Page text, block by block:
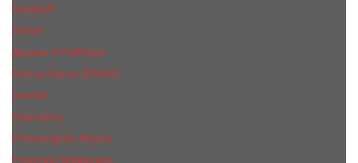
Davidoff
Diesel
Дольче & Габбана
Donna Karan (DKNY)
Dunhill
Eisenberg
Ermenegildo Zegna
Escentric Molecules